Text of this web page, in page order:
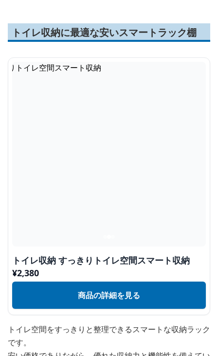
トイレ収納に最適な安いスマートラック棚
トイレ収納 すっきりトイレ空間スマート収納
¥2,380
商品の詳細を見る
トイレ空間をすっきりと整理できるスマートな収納ラック
です。